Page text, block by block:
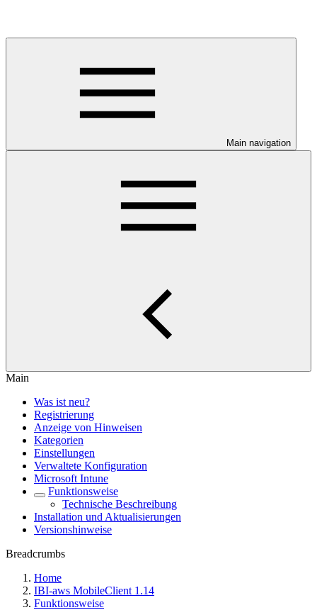
Main navigation
Main
Was ist neu?
Registrierung
Anzeige von Hinweisen
Kategorien
Einstellungen
Verwaltete Konfiguration
Microsoft Intune
Funktionsweise
Technische Beschreibung
Installation und Aktualisierungen
Versionshinweise
Breadcrumbs
Home
IBI-aws MobileClient 1.14
Funktionsweise